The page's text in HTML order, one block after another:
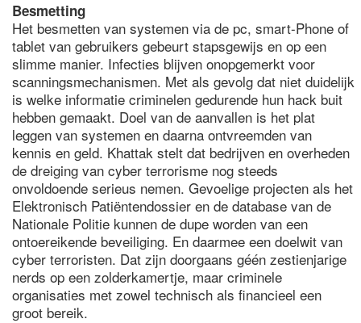
Besmetting
Het besmetten van systemen via de pc, smart-Phone of
tablet van gebruikers gebeurt stapsgewijs en op een
slimme manier. Infecties blijven onopgemerkt voor
scanningsmechanismen. Met als gevolg dat niet duidelijk
is welke informatie criminelen gedurende hun hack buit
hebben gemaakt. Doel van de aanvallen is het plat
leggen van systemen en daarna ontvreemden van
kennis en geld. Khattak stelt dat bedrijven en overheden
de dreiging van cyber terrorisme nog steeds
onvoldoende serieus nemen. Gevoelige projecten als het
Elektronisch Patiëntendossier en de database van de
Nationale Politie kunnen de dupe worden van een
ontoereikende beveiliging. En daarmee een doelwit van
cyber terroristen. Dat zijn doorgaans géén zestienjarige
nerds op een zolderkamertje, maar criminele
organisaties met zowel technisch als financieel een
groot bereik.